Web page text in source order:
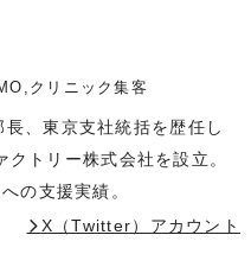
クリニック集客
、東京支社統括を歴任し
トリー株式会社を設立。
の支援実績。
X（Twitter）アカウント